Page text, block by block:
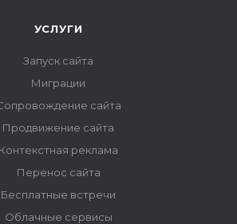
УСЛУГИ
Запуск сайта
Миграции
сайта
Продвижение сайта
Контекстная реклама
Перенос сайта
Бесплатные встречи
Облачные сервисы